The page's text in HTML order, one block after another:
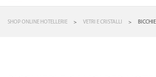
SHOP ONLINE HOTELLERIE > VETRI E CRISTALLI >